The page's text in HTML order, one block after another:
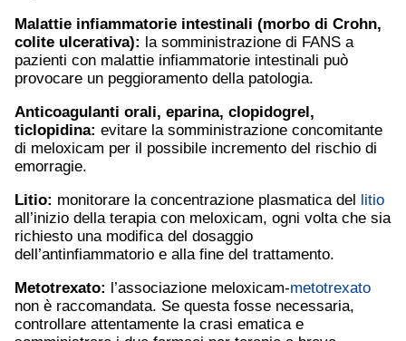
Malattie infiammatorie intestinali (morbo di Crohn,
colite ulcerativa): la somministrazione di FANS a
pazienti con malattie infiammatorie intestinali può
provocare un peggioramento della patologia.
Anticoagulanti orali, eparina, clopidogrel,
ticlopidina: evitare la somministrazione concomitante
di meloxicam per il possibile incremento del rischio di
emorragie.
Litio: monitorare la concentrazione plasmatica del litio
all’inizio della terapia con meloxicam, ogni volta che sia
richiesto una modifica del dosaggio
dell’antinfiammatorio e alla fine del trattamento.
Metotrexato: l’associazione meloxicam-metotrexato
non è raccomandata. Se questa fosse necessaria,
controllare attentamente la crasi ematica e